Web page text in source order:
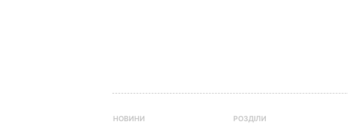
НОВИНИ РОЗДІЛИ